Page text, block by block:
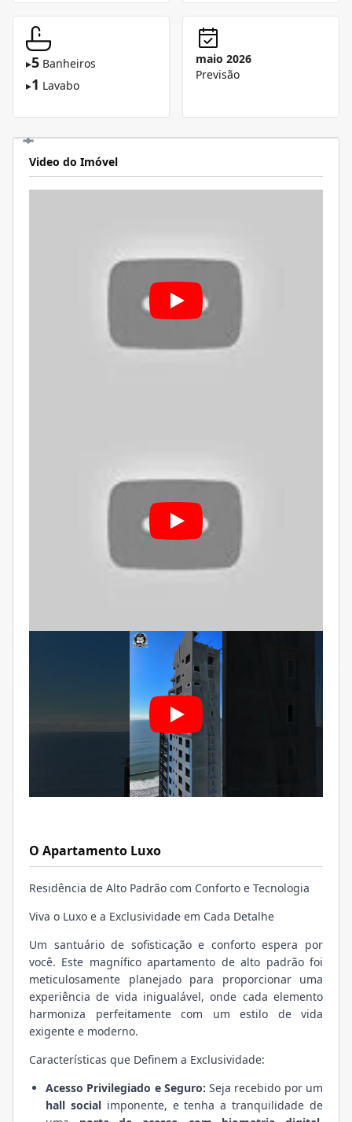
▸5 Banheiros
▸1 Lavabo
maio 2026
Previsão
Video do Imóvel
O Apartamento Luxo
Residência de Alto Padrão com Conforto e Tecnologia
Viva o Luxo e a Exclusividade em Cada Detalhe
Um santuário de sofisticação e conforto espera por
você. Este magnífico apartamento de alto padrão foi
meticulosamente planejado para proporcionar uma
experiência de vida inigualável, onde cada elemento
harmoniza perfeitamente com um estilo de vida
exigente e moderno.
Características que Definem a Exclusividade:
Acesso Privilegiado e Seguro: Seja recebido por um
hall socialimponente, e tenha a tranquilidade de